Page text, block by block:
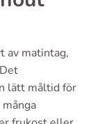
av matintag,
lätt måltid för